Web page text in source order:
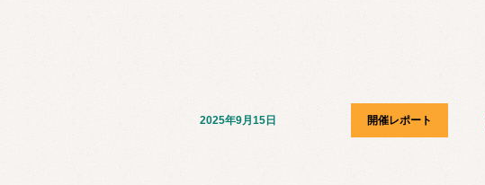
2025年9月15日 開催レポート